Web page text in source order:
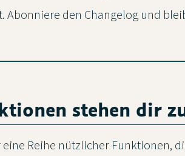
Abonniere den Changelog und
stehen dir
eine Reihe nützlicher Funktionen,